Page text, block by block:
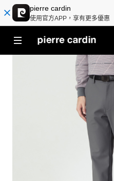
pierre cardin
使用官方APP，享有更多優惠